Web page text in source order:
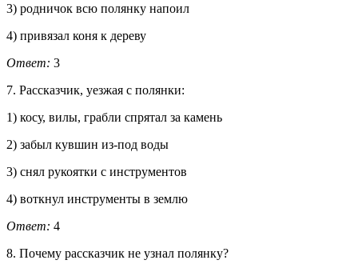
3) родничок всю полянку напоил
4) привязал коня к дереву
Ответ: 3
7. Рассказчик, уезжая с полянки:
1) косу, вилы, грабли спрятал за камень
2) забыл кувшин из-под воды
3) снял рукоятки с инструментов
4) воткнул инструменты в землю
Ответ: 4
8. Почему рассказчик не узнал полянку?